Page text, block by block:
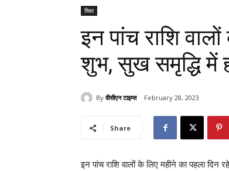
शिक्षा
इन पांच राशि
शुभ, सुख समृद्धि में
By वीसीएन टाइम्स February 28, 2023
Share
इन पांच राशि वालों के लिए महीने का पहला दिन